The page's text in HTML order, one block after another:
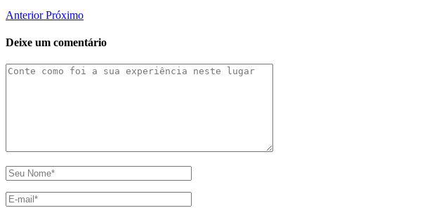
AnteriorPróximo
Deixe um comentário